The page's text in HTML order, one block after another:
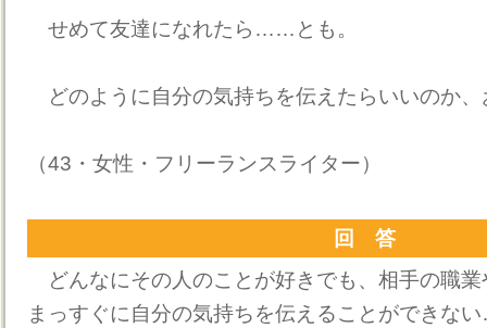
せめて友達になれたら……とも。
どのように自分の気持ちを伝えたらいいのか、
（43・女性・フリーランスライター）
回 答
どんなにその人のことが好きでも、相手の職
まっすぐに自分の気持ちを伝えることができな